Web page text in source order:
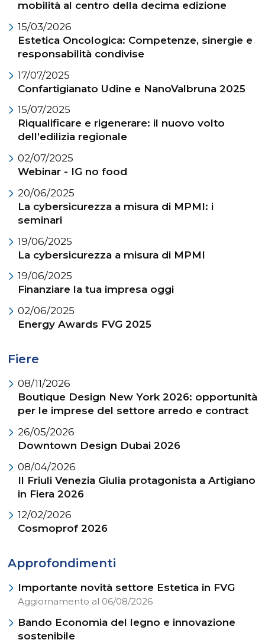
mobilità al centro della decima edizione
15/03/2026
Estetica Oncologica: Competenze, sinergie e
responsabilità condivise
17/07/2025
Confartigianato Udine e NanoValbruna 2025
15/07/2025
Riqualificare e rigenerare: il nuovo volto
dell’edilizia regionale
02/07/2025
Webinar - IG no food
20/06/2025
La cybersicurezza a misura di MPMI: i
seminari
19/06/2025
La cybersicurezza a misura di MPMI
19/06/2025
Finanziare la tua impresa oggi
02/06/2025
Energy Awards FVG 2025
Fiere
08/11/2026
Boutique Design New York 2026: opportunità
per le imprese del settore arredo e contract
26/05/2026
Downtown Design Dubai 2026
08/04/2026
Il Friuli Venezia Giulia protagonista a Artigiano
in Fiera 2026
12/02/2026
Cosmoprof 2026
Approfondimenti
Importante novità settore Estetica in FVG
Aggiornamento al 06/08/2026
Bando Economia del legno e innovazione
sostenibile